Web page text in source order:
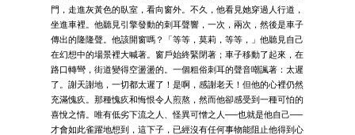
門，走進灰黃色的臥室，看向窗外。不久，他看見她穿過人行道，
坐進車裡。他聽見引擎發動的刺耳聲響，一次，兩次，然後是車子
傳出的隆隆聲。他該開窗嗎？「等等，莫莉，等等，」他聽見自己
在幻想中的場景裡大喊著。窗戶始終緊閉著；車子移動了起來，在
路口轉彎，街道變得空盪盪的。一個粗俗刺耳的聲音嘲諷著：太遲
了。謝天謝地，一切都太遲了！是啊，感謝老天！但他的心裡仍然
充滿愧疚。那種愧疚和悔恨令人煎熬，然而他卻感受到一種可怕的
喜悅之情。唯有低劣下流之人、怪異可憎之人──也就是他自己──
才會如此雀躍地想到，這下子，已經沒有任何事物能阻止他得到心